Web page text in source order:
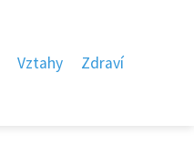
Vztahy Zdraví